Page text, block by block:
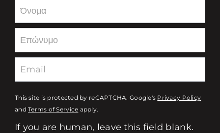
Newsletter
This site is protected by reCAPTCHA. Google's Privacy Policy
andTerms of Service apply.
If you are human, leave this field blank.